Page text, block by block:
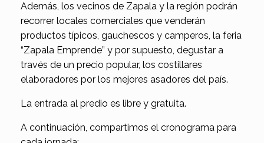
Además, los vecinos de Zapala y la región podrán
recorrer locales comerciales que venderán
productos típicos, gauchescos y camperos, la feria
“Zapala Emprende” y por supuesto, degustar a
través de un precio popular, los costillares
elaboradores por los mejores asadores del país.
La entrada al predio es libre y gratuita.
A continuación, compartimos el cronograma para